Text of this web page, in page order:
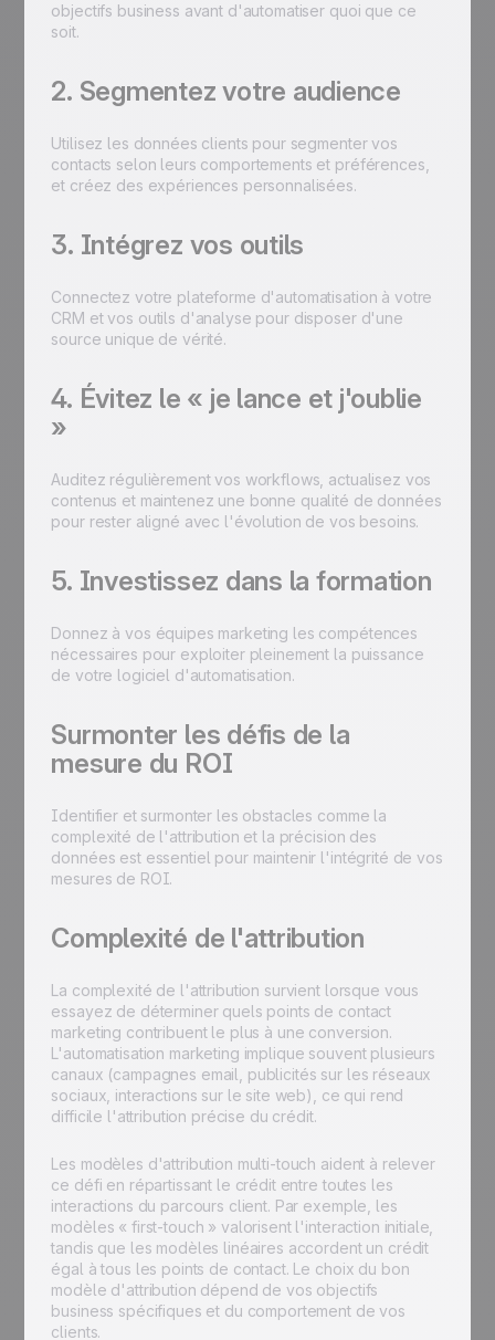
objectifs business avant d'automatiser quoi que ce
soit.
2. Segmentez votre audience
Utilisez les données clients pour segmenter vos
contacts selon leurs comportements et préférences,
et créez des expériences personnalisées.
3. Intégrez vos outils
Connectez votre plateforme d'automatisation à votre
CRM et vos outils d'analyse pour disposer d'une
source unique de vérité.
4. Évitez le « je lance et j'oublie
»
Auditez régulièrement vos workflows, actualisez vos
contenus et maintenez une bonne qualité de données
pour rester aligné avec l'évolution de vos besoins.
5. Investissez dans la formation
Donnez à vos équipes marketing les compétences
nécessaires pour exploiter pleinement la puissance
de votre logiciel d'automatisation.
Surmonter les défis de la
mesure du ROI
Identifier et surmonter les obstacles comme la
complexité de l'attribution et la précision des
données est essentiel pour maintenir l'intégrité de vos
mesures de ROI.
Complexité de l'attribution
La complexité de l'attribution survient lorsque vous
essayez de déterminer quels points de contact
marketing contribuent le plus à une conversion.
L'automatisation marketing implique souvent plusieurs
canaux (campagnes email, publicités sur les réseaux
sociaux, interactions sur le site web), ce qui rend
difficile l'attribution précise du crédit.
Les modèles d'attribution multi-touch aident à relever
ce défi en répartissant le crédit entre toutes les
interactions du parcours client. Par exemple, les
modèles « first-touch » valorisent l'interaction initiale,
tandis que les modèles linéaires accordent un crédit
égal à tous les points de contact. Le choix du bon
modèle d'attribution dépend de vos objectifs
business spécifiques et du comportement de vos
clients.